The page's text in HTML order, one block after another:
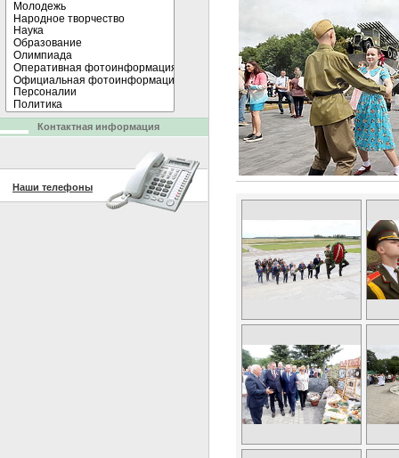
Контактная информация
Наши телефоны